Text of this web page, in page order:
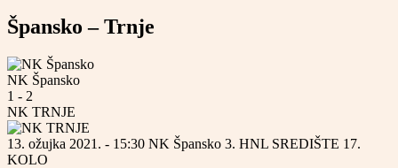
Špansko – Trnje
NK Špansko
1 - 2
NK TRNJE
13. ožujka 2021. - 15:30 NK Špansko 3. HNL SREDIŠTE 17.
KOLO